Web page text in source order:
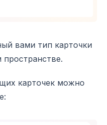
вами тип карточки
пространстве.
карточек можно